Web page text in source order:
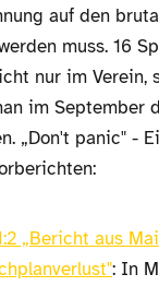
auf den
muss. 16
nur im Verein,
im September
„Don't panic" -
: In